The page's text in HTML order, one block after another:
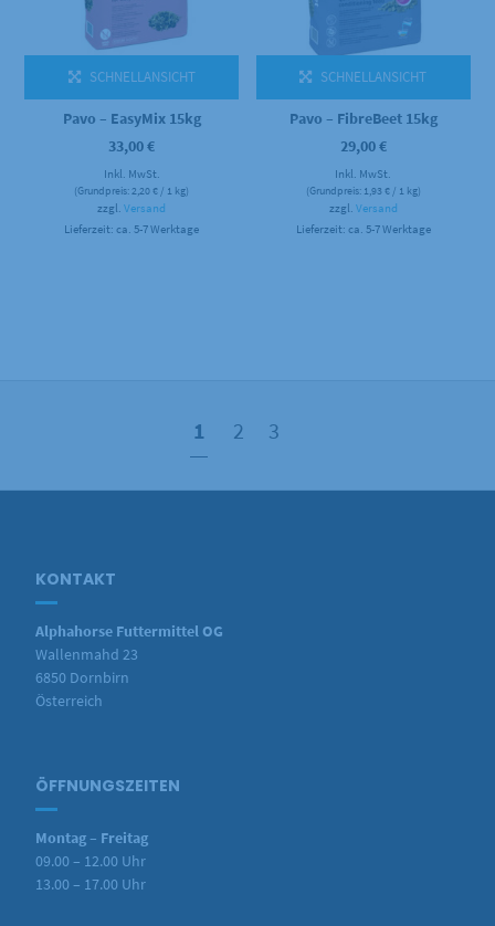
SCHNELLANSICHT
Pavo – EasyMix 15kg
33,00€
Inkl. MwSt.
(Grundpreis:2,20 € / 1 kg)
zzgl.Versand
Lieferzeit: ca. 5-7 Werktage
SCHNELLANSICHT
Pavo – FibreBeet 15kg
29,00€
Inkl. MwSt.
(Grundpreis: 1,93 €/ 1 kg)
zzgl. Versand
Lieferzeit: ca. 5-7 Werktage
1 2 3
KONTAKT
Alphahorse Futtermittel OG
Wallenmahd 23
6850 Dornbirn
Österreich
ÖFFNUNGSZEITEN
Montag – Freitag
09.00 – 12.00 Uhr
13.00 – 17.00 Uhr